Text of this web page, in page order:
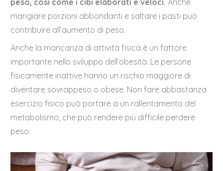
peso, così come i cibi elaborati e veloci. Anche
mangiare porzioni abbondanti e saltare i pasti può
contribuire all’aumento di peso.
Anche la mancanza di attività fisica è un fattore
importante nello sviluppo dell’obesità. Le persone
fisicamente inattive hanno un rischio maggiore di
diventare sovrappeso o obese. Non fare abbastanza
esercizio fisico può portare a un rallentamento del
metabolismo, che può rendere più difficile perdere
peso.